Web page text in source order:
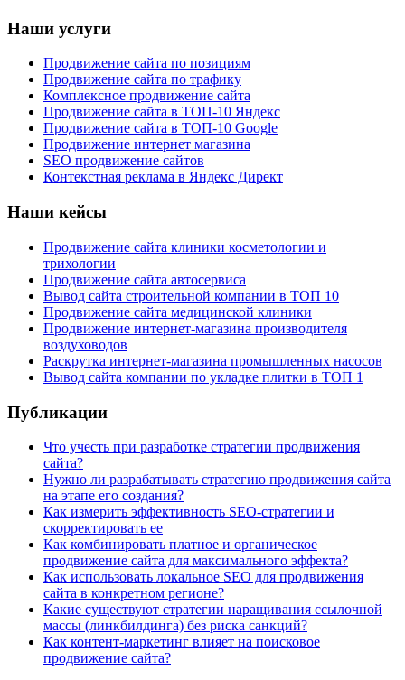
Наши услуги
Продвижение сайта по позициям
Продвижение сайта по трафику
Комплексное продвижение сайта
Продвижение сайта в ТОП-10 Яндекс
Продвижение сайта в ТОП-10 Google
Продвижение интернет магазина
SEO продвижение сайтов
Контекстная реклама в Яндекс Директ
Наши кейсы
Продвижение сайта клиники косметологии и
трихологии
Продвижение сайта автосервиса
Вывод сайта строительной компании в ТОП 10
Продвижение сайта медицинской клиники
Продвижение интернет-магазина производителя
воздуховодов
Раскрутка интернет-магазина промышленных насосов
Вывод сайта компании по укладке плитки в ТОП 1
Публикации
Что учесть при разработке стратегии продвижения
сайта?
Нужно ли разрабатывать стратегию продвижения сайта
на этапе его создания?
Как измерить эффективность SEO-стратегии и
скорректировать ее
Как комбинировать платное и органическое
продвижение сайта для максимального эффекта?
Как использовать локальное SEO для продвижения
сайта в конкретном регионе?
Какие существуют стратегии наращивания ссылочной
массы (линкбилдинга) без риска санкций?
Как контент-маркетинг влияет на поисковое
продвижение сайта?